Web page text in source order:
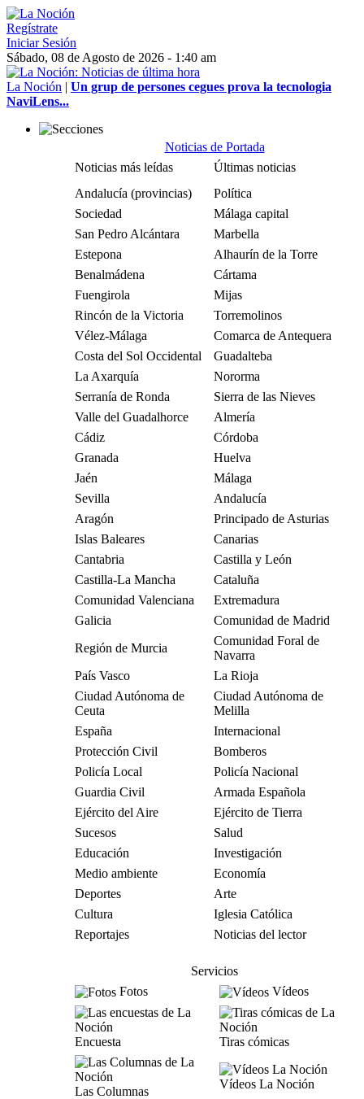
Regístrate
Iniciar Sesión
Sábado, 08 de Agosto de 2026 - 1:40 am
La Noción | Un grup de persones cegues prova la tecnologia
NaviLens...
Noticias de Portada
Noticias más leídas
Últimas noticias
Andalucía (provincias)
Política
Sociedad
Málaga capital
San Pedro Alcántara
Marbella
Estepona
Alhaurín de la Torre
Benalmádena
Cártama
Fuengirola
Mijas
Rincón de la Victoria
Torremolinos
Vélez-Málaga
Comarca de Antequera
Costa del Sol Occidental
Guadalteba
La Axarquía
Nororma
Serranía de Ronda
Sierra de las Nieves
Valle del Guadalhorce
Almería
Cádiz
Córdoba
Granada
Huelva
Jaén
Málaga
Sevilla
Andalucía
Aragón
Principado de Asturias
Islas Baleares
Canarias
Cantabria
Castilla y León
Castilla-La Mancha
Cataluña
Comunidad Valenciana
Extremadura
Galicia
Comunidad de Madrid
Región de Murcia
Comunidad Foral de
Navarra
País Vasco
La Rioja
Ciudad Autónoma de
Ceuta
Ciudad Autónoma de
Melilla
España
Internacional
Protección Civil
Bomberos
Policía Local
Policía Nacional
Guardia Civil
Armada Española
Ejército del Aire
Ejército de Tierra
Sucesos
Salud
Educación
Investigación
Medio ambiente
Economía
Deportes
Arte
Cultura
Iglesia Católica
Reportajes
Noticias del lector
Servicios
Fotos
Vídeos
Encuesta Tiras cómicas
Las Columnas
Vídeos La Noción